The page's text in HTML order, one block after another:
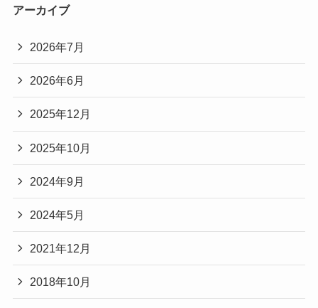
アーカイブ
2026年7月
2026年6月
2025年12月
2025年10月
2024年9月
2024年5月
2021年12月
2018年10月